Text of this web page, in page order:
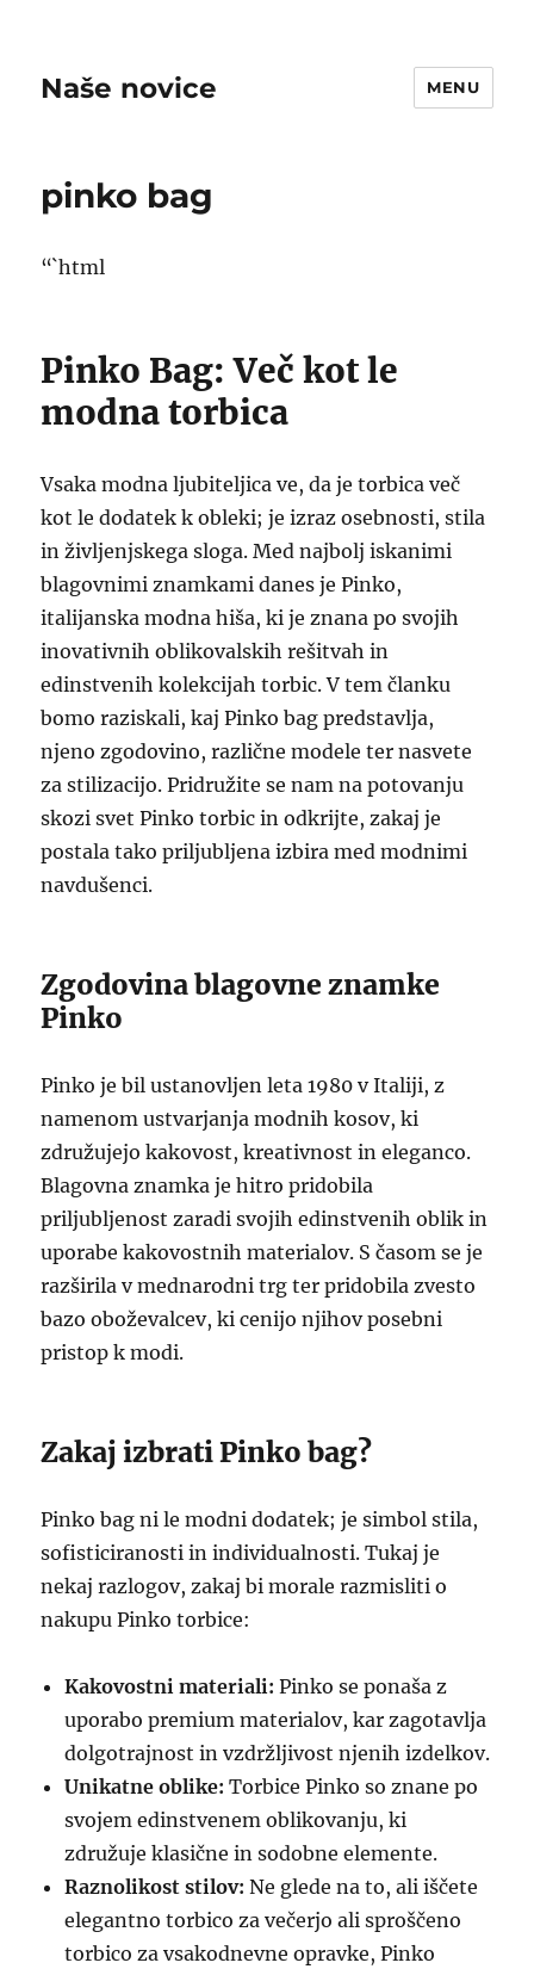
Naše novice MENU
pinko bag
“`html
Pinko Bag: Več kot le
modna torbica
Vsaka modna ljubiteljica ve, da je torbica več
kot le dodatek k obleki; je izraz osebnosti, stila
in življenjskega sloga. Med najbolj iskanimi
blagovnimi znamkami danes je Pinko,
italijanska modna hiša, ki je znana po svojih
inovativnih oblikovalskih rešitvah in
edinstvenih kolekcijah torbic. V tem članku
bomo raziskali, kaj Pinko bag predstavlja,
njeno zgodovino, različne modele ter nasvete
za stilizacijo. Pridružite se nam na potovanju
skozi svet Pinko torbic in odkrijte, zakaj je
postala tako priljubljena izbira med modnimi
navdušenci.
Zgodovina blagovne znamke
Pinko
Pinko je bil ustanovljen leta 1980 v Italiji, z
namenom ustvarjanja modnih kosov, ki
združujejo kakovost, kreativnost in eleganco.
Blagovna znamka je hitro pridobila
priljubljenost zaradi svojih edinstvenih oblik in
uporabe kakovostnih materialov. S časom se je
razširila v mednarodni trg ter pridobila zvesto
bazo oboževalcev, ki cenijo njihov posebni
pristop k modi.
Zakaj izbrati Pinko bag?
Pinko bag ni le modni dodatek; je simbol stila,
sofisticiranosti in individualnosti. Tukaj je
nekaj razlogov, zakaj bi morale razmisliti o
nakupu Pinko torbice:
Kakovostni materiali: Pinko se ponaša z
uporabo premium materialov, kar zagotavlja
dolgotrajnost in vzdržljivost njenih izdelkov.
Unikatne oblike: Torbice Pinko so znane po
svojem edinstvenem oblikovanju, ki
združuje klasične in sodobne elemente.
Raznolikost stilov: Ne glede na to, ali iščete
elegantno torbico za večerjo ali sproščeno
torbico za vsakodnevne opravke, Pinko